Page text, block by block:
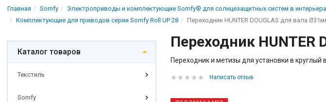
Главная Somfy Электроприводы и комплектующие Somfy® для солнцезащитных систем в
Комплектующие для приводов серии Somfy Roll UP 28
Переходник HUNTER DOUGLAS для вала
Каталог товаров
Текстиль
Somfy
Переходник HUNTER
Переходник и метизы для установки в круглый
Написать отзыв